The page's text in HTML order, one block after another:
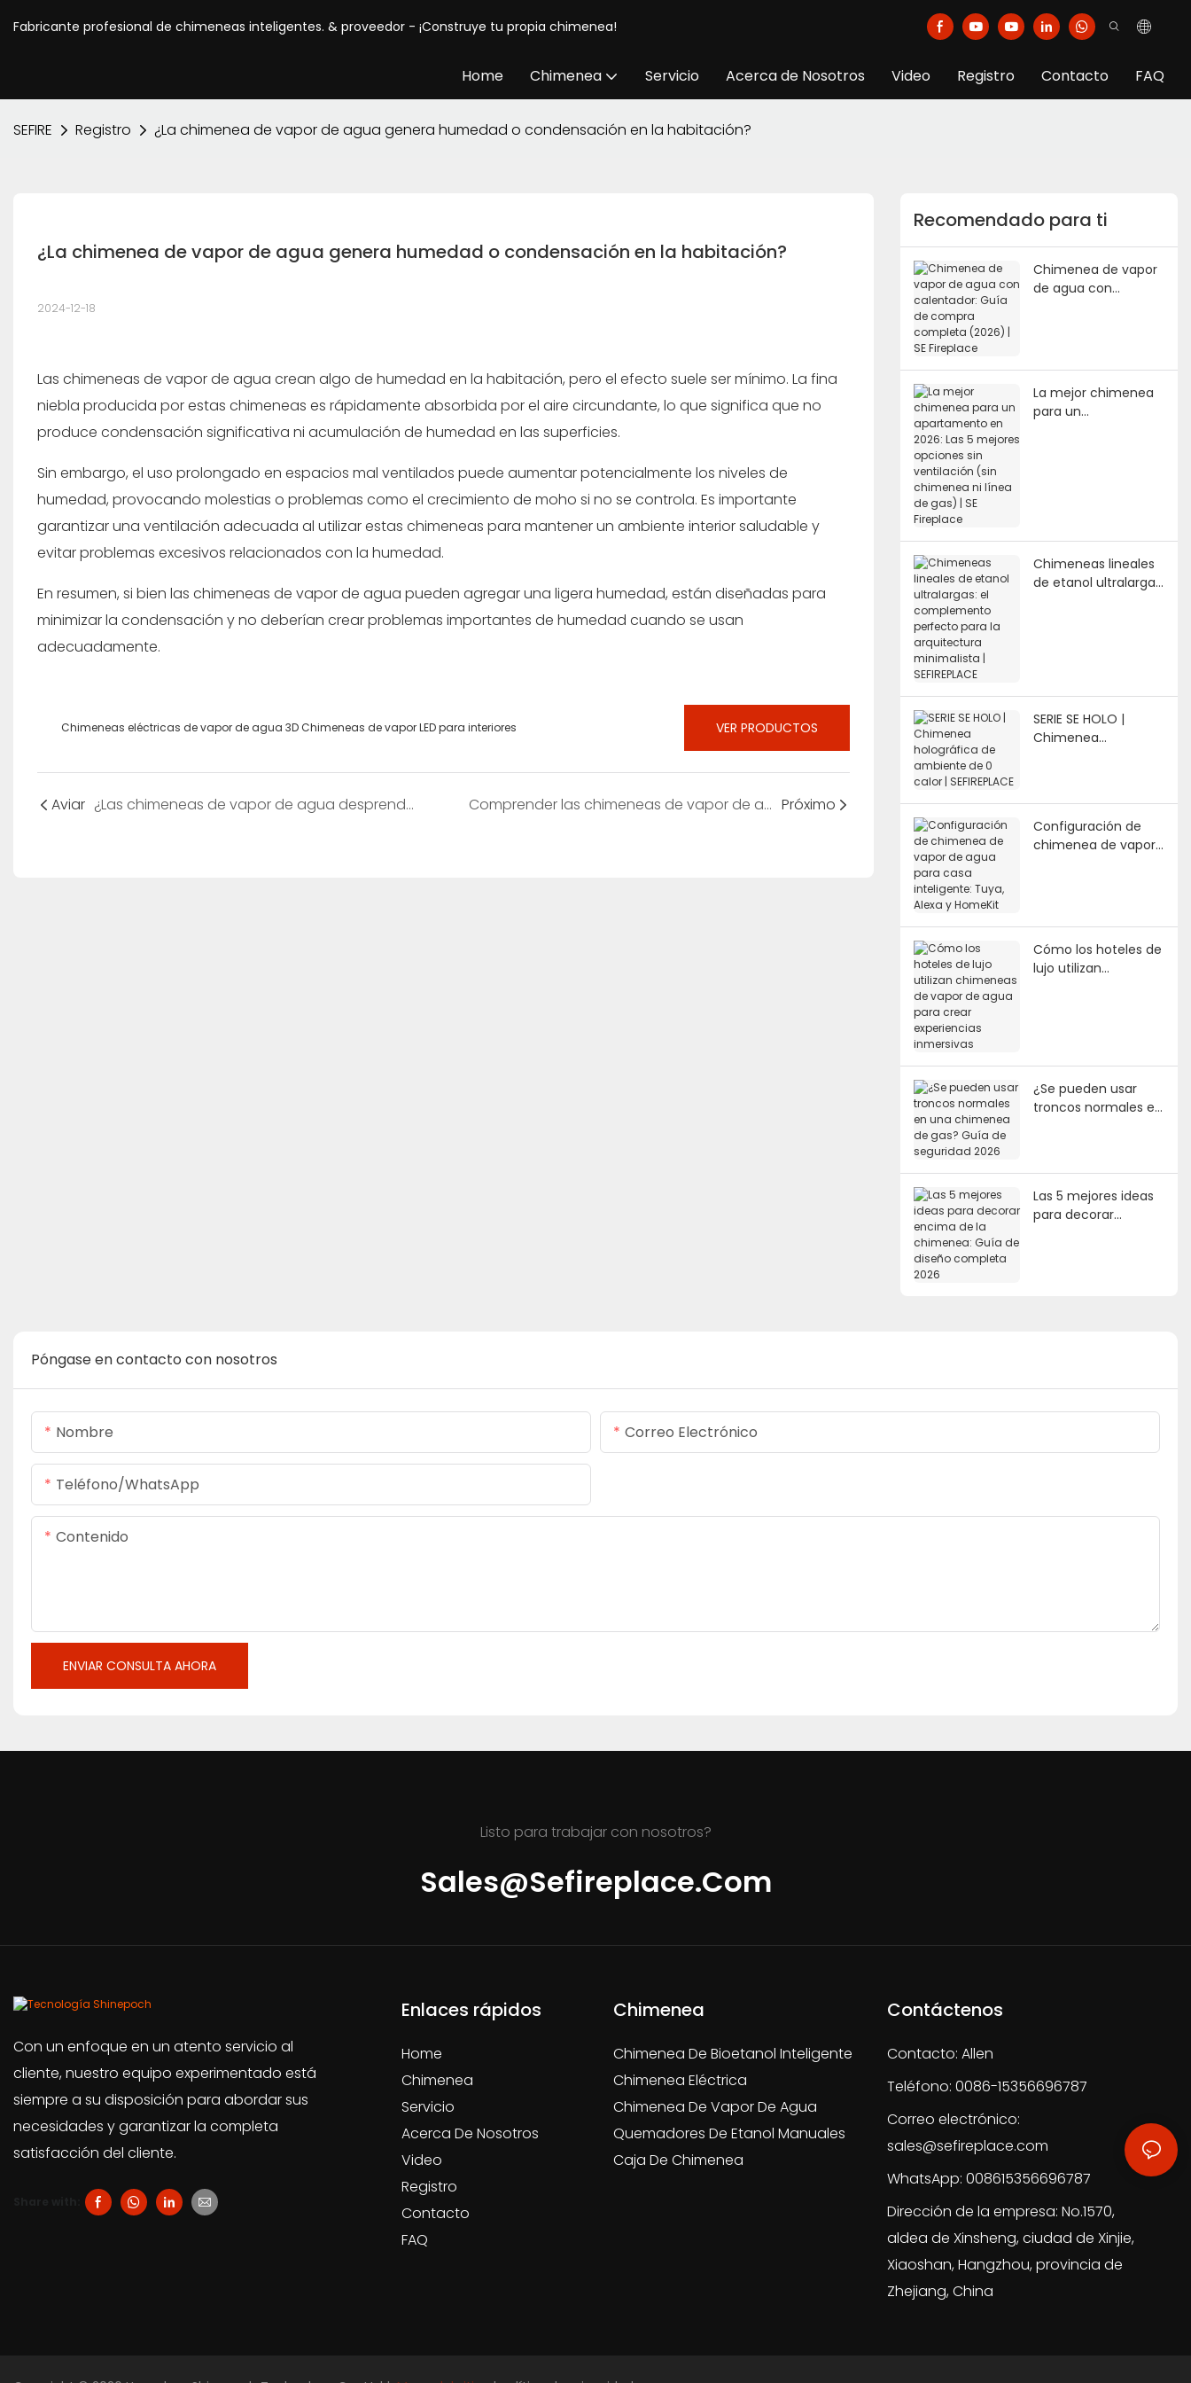
Fabricante profesional de chimeneas inteligentes. & proveedor - ¡Construye tu propia chimenea!
Home Chimenea Servicio Acerca de Nosotros Video Registro Contacto FAQ
SEFIRE Registro ¿La chimenea de vapor de agua genera humedad o condensación en la habitación?
¿La chimenea de vapor de agua genera humedad o condensación en la habitación?
2024-12-18
Las chimeneas de vapor de agua crean algo de humedad en la habitación, pero el efecto suele ser mínimo. La fina
niebla producida por estas chimeneas es rápidamente absorbida por el aire circundante, lo que significa que no
produce condensación significativa ni acumulación de humedad en las superficies.
Sin embargo, el uso prolongado en espacios mal ventilados puede aumentar potencialmente los niveles de
humedad, provocando molestias o problemas como el crecimiento de moho si no se controla. Es importante
garantizar una ventilación adecuada al utilizar estas chimeneas para mantener un ambiente interior saludable y
evitar problemas excesivos relacionados con la humedad.
En resumen, si bien las chimeneas de vapor de agua pueden agregar una ligera humedad, están diseñadas para
minimizar la condensación y no deberían crear problemas importantes de humedad cuando se usan
adecuadamente.
Chimeneas eléctricas de vapor de agua 3D Chimeneas de vapor LED para interiores VER PRODUCTOS
Aviar ¿Las chimeneas de vapor de agua desprenden calor? Comprender las chimeneas de vapor de agua: ¿necesitan ventilación? Próximo
Recomendado para ti
Chimenea de vapor
de agua con
La mejor chimenea
para un
Chimeneas lineales
de etanol ultralargas:
SERIE SE HOLO |
Chimenea
Configuración de
chimenea de vapor
Cómo los hoteles de
lujo utilizan
¿Se pueden usar
troncos normales en
Las 5 mejores ideas
para decorar
Póngase en contacto con nosotros
Nombre Correo Electrónico
Teléfono/WhatsApp
Contenido
ENVIAR CONSULTA AHORA
Listo para trabajar con nosotros?
Sales@sefireplace.com
Con un enfoque en un atento servicio al
cliente, nuestro equipo experimentado está
siempre a su disposición para abordar sus
necesidades y garantizar la completa
satisfacción del cliente.
Enlaces rápidos
Home
Chimenea
Servicio
Acerca De Nosotros
Video
Registro
Contacto
FAQ
Chimenea
Chimenea De Bioetanol Inteligente
Chimenea Eléctrica
Chimenea De Vapor De Agua
Quemadores De Etanol Manuales
Caja De Chimenea
Contáctenos
Contacto: Allen
Teléfono: 0086-15356696787
Correo electrónico:
sales@sefireplace.com
WhatsApp: 008615356696787
Dirección de la empresa: No.1570,
aldea de Xinsheng, ciudad de Xinjie,
Xiaoshan, Hangzhou, provincia de
Zhejiang, China